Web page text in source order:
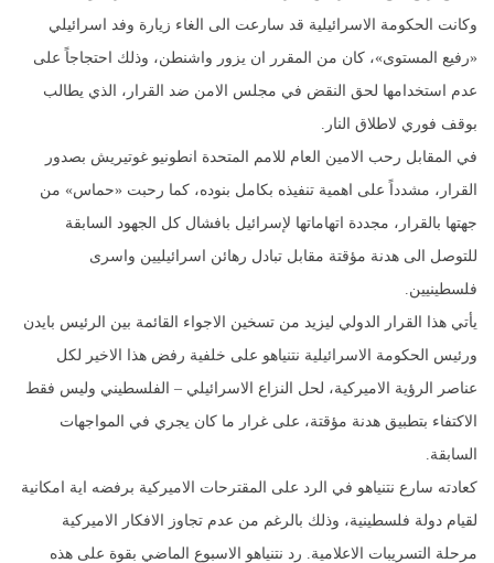
وكانت الحكومة الاسرائيلية قد سارعت الى الغاء زيارة وفد اسرائيلي
«رفيع المستوى»، كان من المقرر ان يزور واشنطن، وذلك احتجاجاً على
عدم استخدامها لحق النقض في مجلس الامن ضد القرار، الذي يطالب
بوقف فوري لاطلاق النار.
في المقابل رحب الامين العام للامم المتحدة انطونيو غوتيريش بصدور
القرار، مشدداً على اهمية تنفيذه بكامل بنوده، كما رحبت «حماس» من
جهتها بالقرار، مجددة اتهاماتها لإسرائيل بافشال كل الجهود السابقة
للتوصل الى هدنة مؤقتة مقابل تبادل رهائن اسرائيليين واسرى
فلسطينيين.
يأتي هذا القرار الدولي ليزيد من تسخين الاجواء القائمة بين الرئيس بايدن
ورئيس الحكومة الاسرائيلية نتنياهو على خلفية رفض هذا الاخير لكل
عناصر الرؤية الاميركية، لحل النزاع الاسرائيلي – الفلسطيني وليس فقط
الاكتفاء بتطبيق هدنة مؤقتة، على غرار ما كان يجري في المواجهات
السابقة.
كعادته سارع نتنياهو في الرد على المقترحات الاميركية برفضه اية امكانية
لقيام دولة فلسطينية، وذلك بالرغم من عدم تجاوز الافكار الاميركية
مرحلة التسريبات الاعلامية. رد نتنياهو الاسبوع الماضي بقوة على هذه